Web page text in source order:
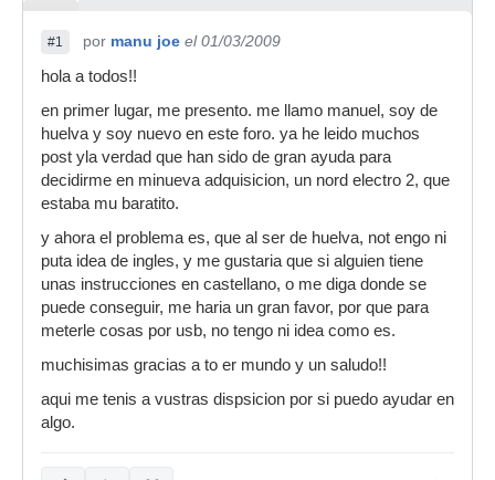
#1 por manu joe el 01/03/2009
hola a todos!!
en primer lugar, me presento. me llamo manuel, soy de
huelva y soy nuevo en este foro. ya he leido muchos
post yla verdad que han sido de gran ayuda para
decidirme en minueva adquisicion, un nord electro 2, que
estaba mu baratito.
y ahora el problema es, que al ser de huelva, not engo ni
puta idea de ingles, y me gustaria que si alguien tiene
unas instrucciones en castellano, o me diga donde se
puede conseguir, me haria un gran favor, por que para
meterle cosas por usb, no tengo ni idea como es.
muchisimas gracias a to er mundo y un saludo!!
aqui me tenis a vustras dispsicion por si puedo ayudar en
algo.